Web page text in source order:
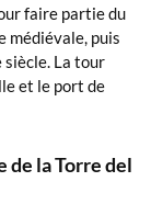
faire partie du
médiévale, puis
siècle. La tour
et le port de
de la Torre del